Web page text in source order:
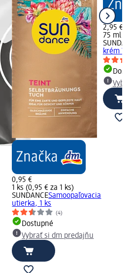
0,95 €
1 ks (0,95 € za 1 ks)
SUNDANCESamoopaľovacia
utierka, 1 ks
(4)
Dostupné
Vybrať si dm predajňu
2,95 €
75 ml
krém